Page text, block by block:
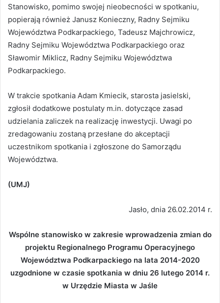
Stanowisko, pomimo swojej nieobecności w spotkaniu,
popierają również Janusz Konieczny, Radny Sejmiku
Województwa Podkarpackiego, Tadeusz Majchrowicz,
Radny Sejmiku Województwa Podkarpackiego oraz
Sławomir Miklicz, Radny Sejmiku Województwa
Podkarpackiego.
W trakcie spotkania Adam Kmiecik, starosta jasielski,
zgłosił dodatkowe postulaty m.in. dotyczące zasad
udzielania zaliczek na realizację inwestycji. Uwagi po
zredagowaniu zostaną przesłane do akceptacji
uczestnikom spotkania i zgłoszone do Samorządu
Województwa.
(UMJ)
Jasło, dnia 26.02.2014 r.
Wspólne stanowisko w zakresie wprowadzenia zmian do
projektu Regionalnego Programu Operacyjnego
Województwa Podkarpackiego na lata 2014-2020
uzgodnione w czasie spotkania w dniu 26 lutego 2014 r.
w Urzędzie Miasta w Jaśle